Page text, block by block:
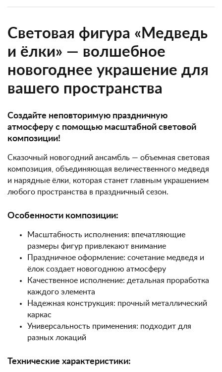
Световая фигура «Медведь
и ёлки» — волшебное
новогоднее украшение для
вашего пространства
Создайте неповторимую праздничную
атмосферу с помощью масштабной световой
композиции!
Сказочный новогодний ансамбль — объемная световая
композиция, объединяющая величественного медведя
и нарядные ёлки, которая станет главным украшением
любого пространства в праздничный сезон.
Особенности композиции:
Масштабность исполнения: впечатляющие
размеры фигур привлекают внимание
Праздничное оформление: сочетание медведя и
ёлок создает новогоднюю атмосферу
Качественное исполнение: детальная проработка
каждого элемента
Надежная конструкция: прочный металлический
каркас
Универсальность применения: подходит для
разных локаций
Технические характеристики: